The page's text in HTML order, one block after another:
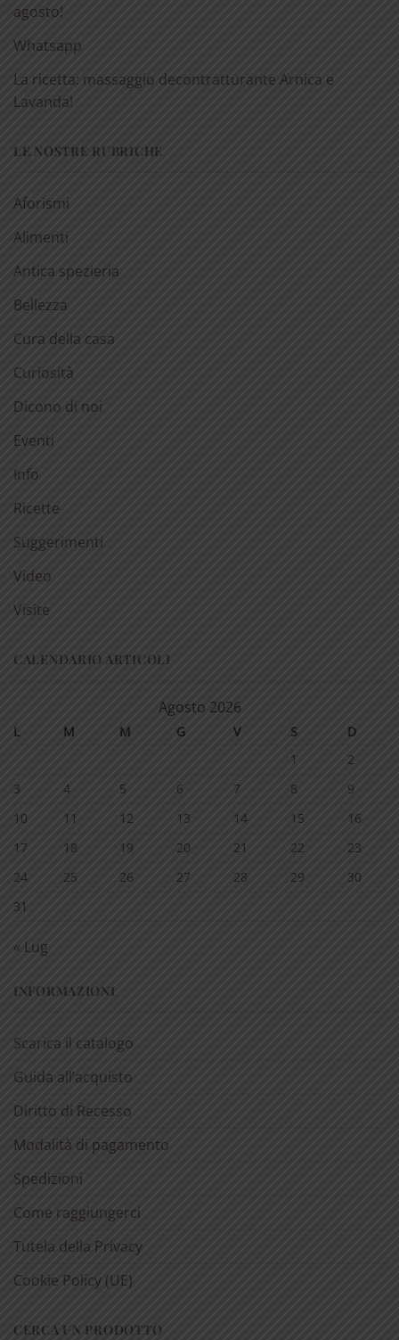
agosto!
Whatsapp
La ricetta: massaggio decontratturante Arnica e
Lavanda!
LE NOSTRE RUBRICHE
Aforismi
Alimenti
Antica spezieria
Bellezza
Cura della casa
Curiosità
Dicono di noi
Eventi
Info
Ricette
Suggerimenti
Video
Visite
CALENDARIO ARTICOLI
Agosto 2026
L M M G V S
D
1
2
3
4 5 6 7 8
9
10
11 12 13 14 15
16
17
18 19 20 21 22
23
24
25 26 27 28 29
30
31
« Lug
INFORMAZIONI
Scarica il catalogo
Guida all’acquisto
Diritto di Recesso
Modalità di pagamento
Spedizioni
Come raggiungerci
Tutela della Privacy
Cookie Policy (UE)
CERCA UN PRODOTTO